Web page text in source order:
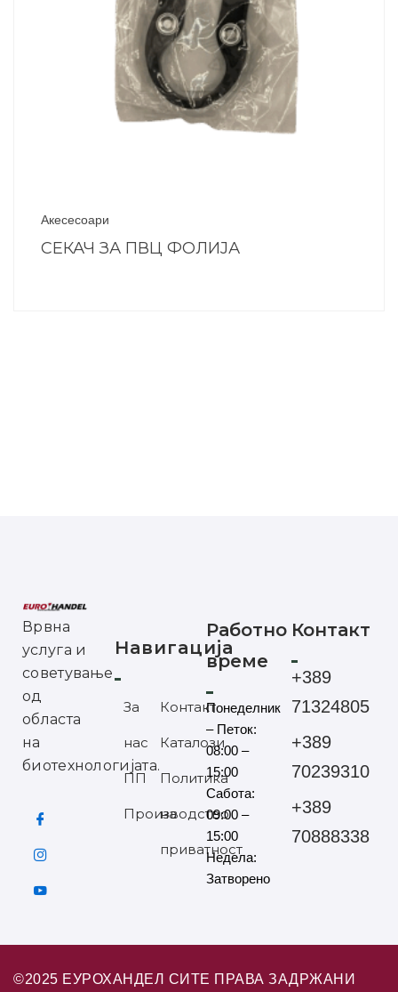
Акесесоари
СЕКАЧ ЗА ПВЦ ФОЛИЈА
Врвна
услуга и
советување
од
областа
на
биотехнологијата.
Навигација
За
нас
ПП
Производство
Контакт
Каталози
Политика
на
приватност
Работно
време
Понеделник
– Петок:
08:00 –
15:00
Сабота:
09:00 –
15:00
Недела:
Затворено
Контакт
+389
71324805
+389
70239310
+389
70888338
©2025 ЕУРОХАНДЕЛ СИТЕ ПРАВА ЗАДРЖАНИ